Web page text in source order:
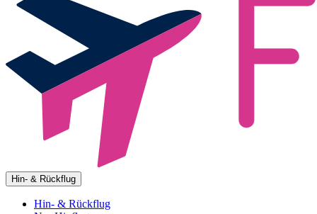
Hin- & Rückflug
Hin- & Rückflug